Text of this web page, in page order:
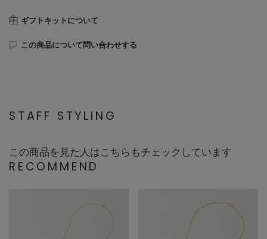
ギフトキットについて
この商品について問い合わせする
STAFF STYLING
この商品を見た人はこちらもチェックしています
RECOMMEND